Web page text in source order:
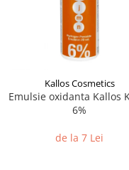
Kallos Cosmetics
Emulsie oxidanta Kallos
6%
de la 7 Lei